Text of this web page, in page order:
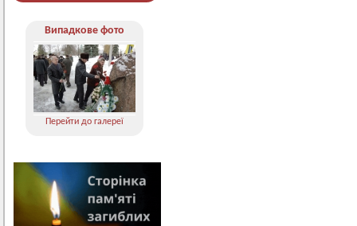
Випадкове фото
Перейти до галереї